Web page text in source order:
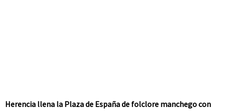
Herencia llena la Plaza de España de folclore manchego con